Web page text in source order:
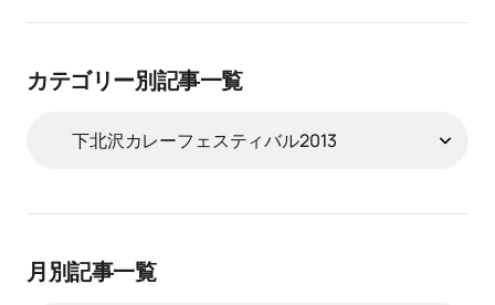
カテゴリー別記事一覧
月別記事一覧